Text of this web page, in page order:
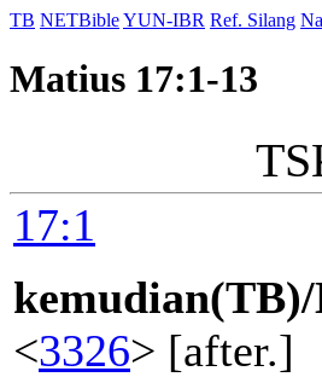
TB NETBibleYUN-IBR Ref. Silang
Matius 17:1-13
17:1
<3326> [after.]